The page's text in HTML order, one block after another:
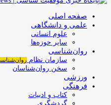
صفحه اصلی
علمی و دانشگاهی
علوم انسانی
سایر حوزه‌ها
روان‌شناسی
سازمان نظام
سخن روان‌شناسان
ورزشی
فرهنگی
کتاب و ادبیات
گردشگری